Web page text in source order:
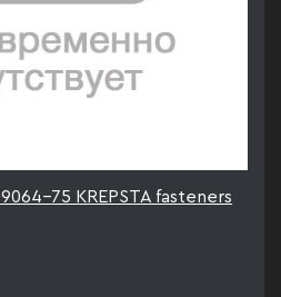
75 KREPSTA fasteners